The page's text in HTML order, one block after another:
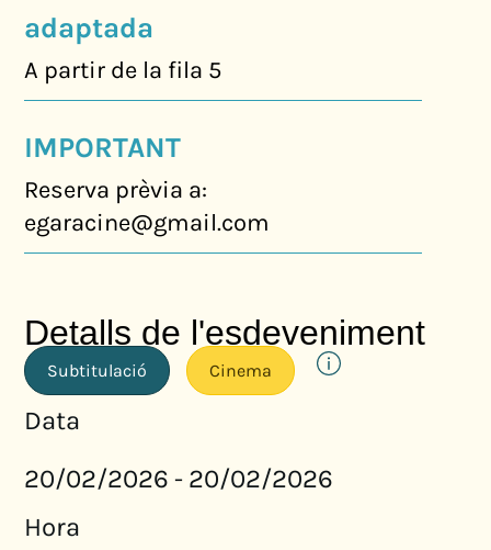
adaptada
A partir de la fila 5
IMPORTANT
Reserva prèvia a:
egaracine@gmail.com
Detalls de l'esdeveniment
Subtitulació Cinema
Data
20/02/2026 - 20/02/2026
Hora